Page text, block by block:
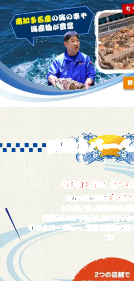
浜焼きバー
海を目の前 に、 食べる
なんでこんなに 美味し
２つの店舗で海鮮ＢＢＱが
準備なしＯＫ！予約なしＯＫ！雨でも
手ぶらバーベキュー。 併設の鮮魚市場
る！